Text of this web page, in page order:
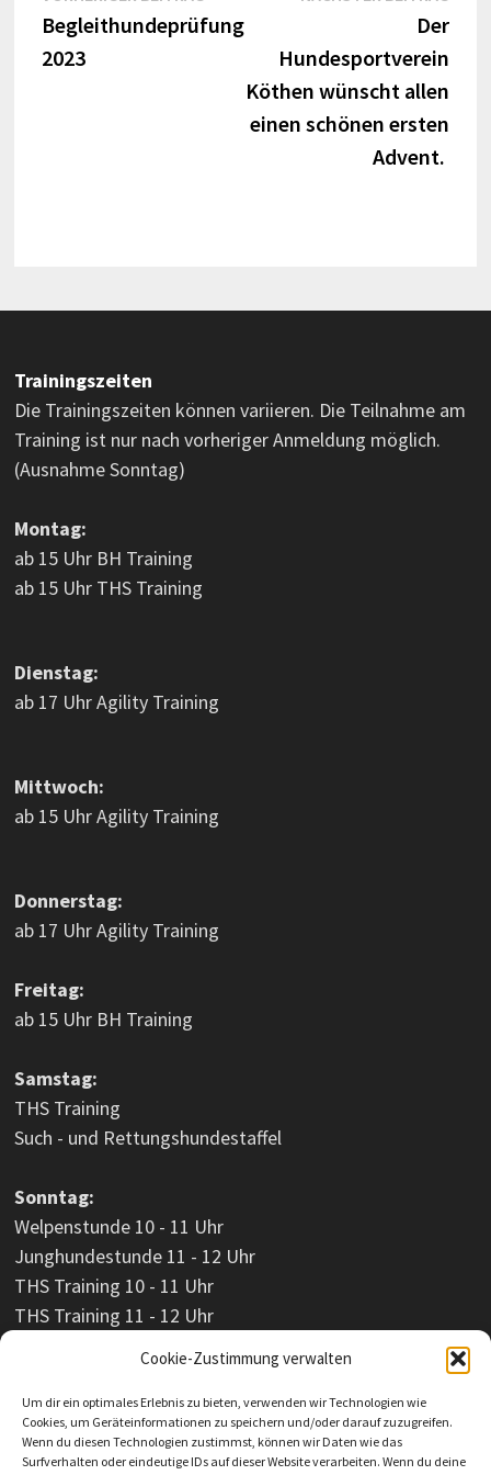
Cookie-Zustimmung verwalten
Um dir ein optimales Erlebnis zu bieten, verwenden wir Technologien wie
Cookies, um Geräteinformationen zu speichern und/oder darauf zuzugreifen.
Wenn du diesen Technologien zustimmst, können wir Daten wie das
Surfverhalten oder eindeutige IDs auf dieser Website verarbeiten. Wenn du deine
Beitrag:
Begleithundeprüfung
2023
Der
Hundesportverein
Köthen wünscht allen
einen schönen ersten
Advent.
Trainingszeiten
Die Trainingszeiten können variieren. Die Teilnahme am
Training ist nur nach vorheriger Anmeldung möglich.
(Ausnahme Sonntag)
Montag:
ab 15 Uhr BH Training
ab 15 Uhr THS Training
Dienstag:
ab 17 Uhr Agility Training
Mittwoch:
ab 15 Uhr Agility Training
Donnerstag:
ab 17 Uhr Agility Training
Freitag:
ab 15 Uhr BH Training
Samstag:
THS Training
Such - und Rettungshundestaffel
Sonntag:
Welpenstunde 10 - 11 Uhr
Junghundestunde 11 - 12 Uhr
THS Training 10 - 11 Uhr
THS Training 11 - 12 Uhr